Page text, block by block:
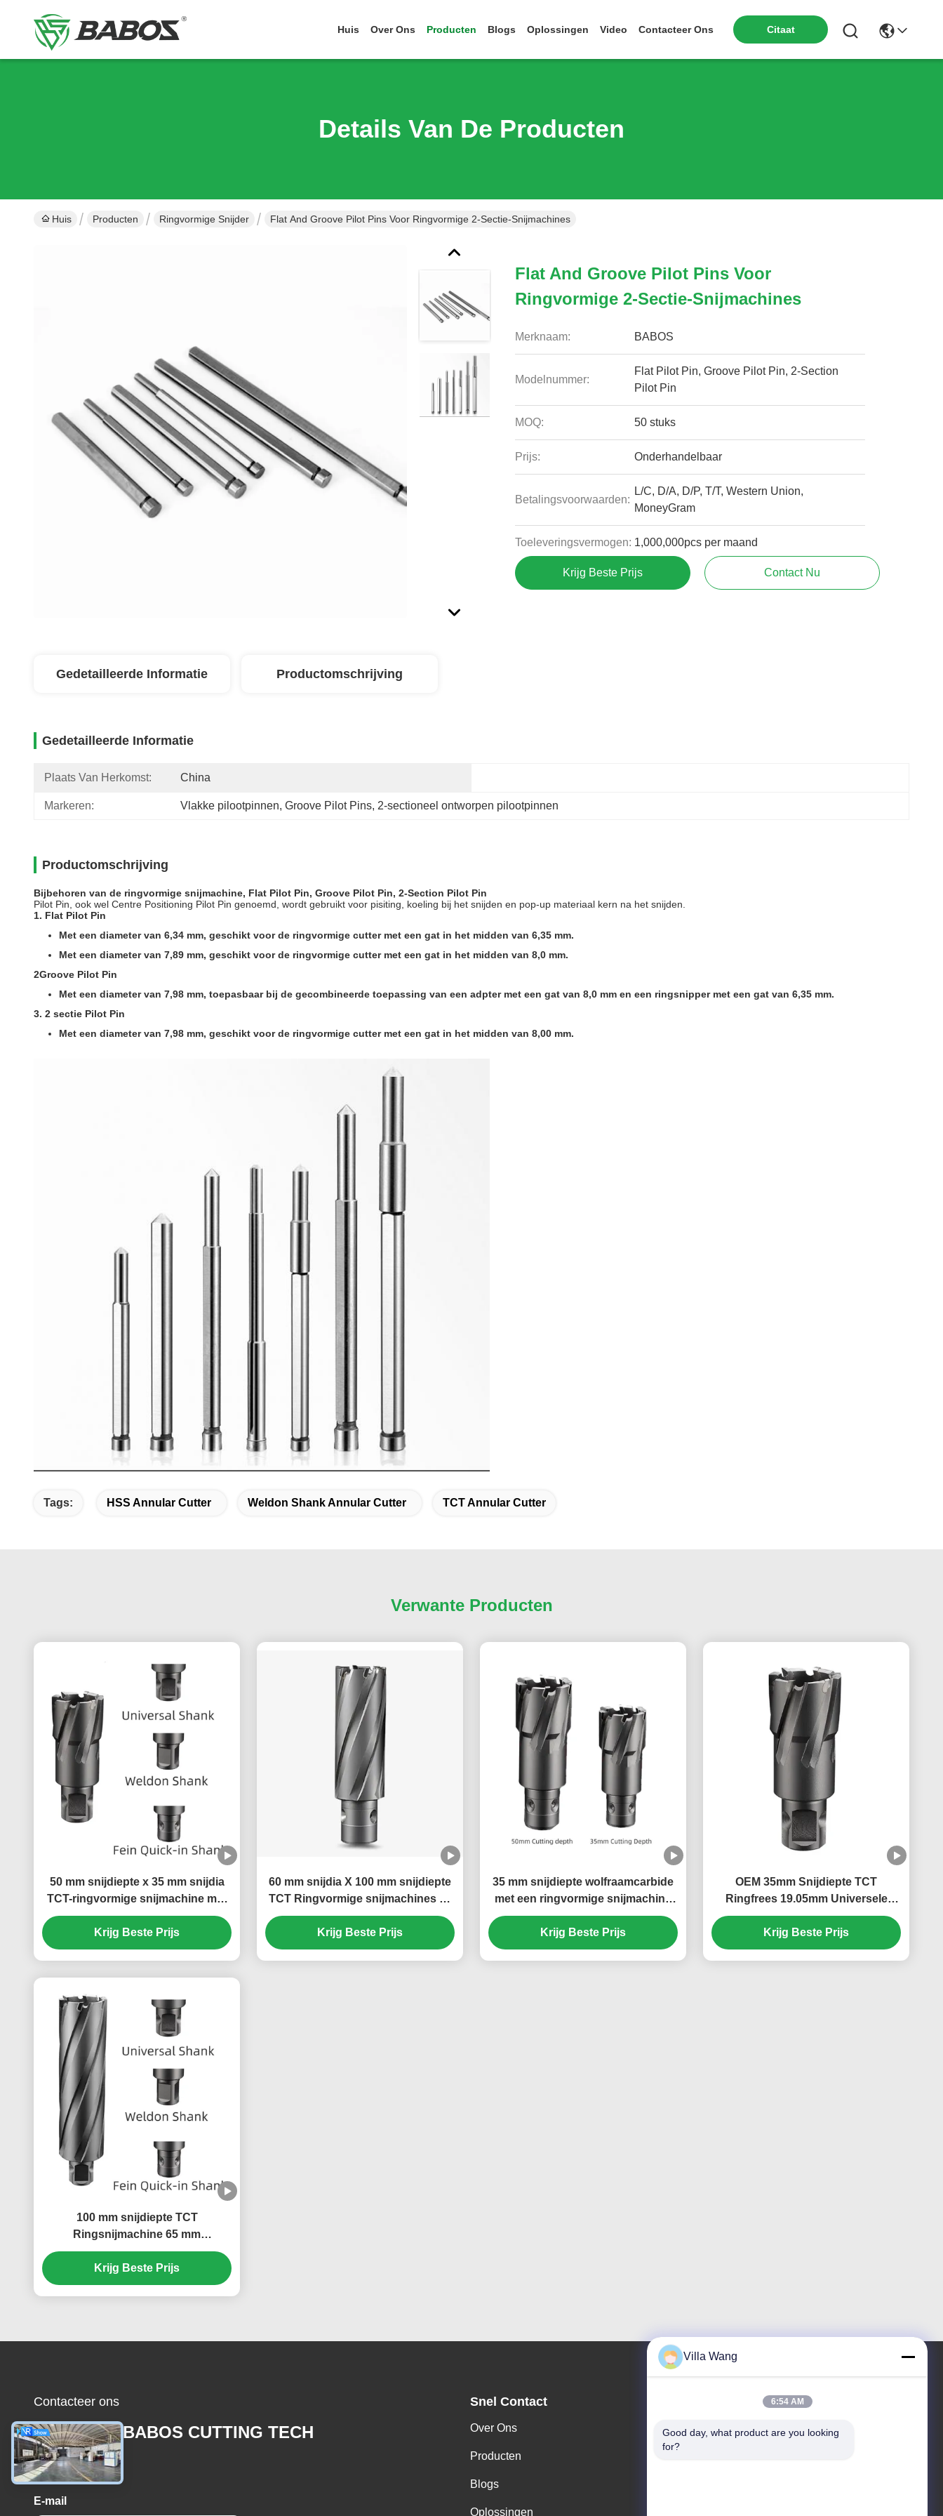
Huis Over Ons Producten Blogs Oplossingen Video Contacteer Ons Citaat
Details Van De Producten
Huis Producten Ringvormige Snijder Flat And Groove Pilot Pins Voor Ringvormige 2-Sectie-Snijmachines
Flat And Groove Pilot Pins Voor
Ringvormige 2-Sectie-Snijmachines
Merknaam: BABOS
Modelnummer:
Flat Pilot Pin, Groove Pilot Pin, 2-Section
Pilot Pin
MOQ: 50 stuks
Prijs: Onderhandelbaar
Betalingsvoorwaarden:
L/C, D/A, D/P, T/T, Western Union,
MoneyGram
Toeleveringsvermogen: 1,000,000pcs per maand
Krijg Beste Prijs Contact Nu
Gedetailleerde Informatie Productomschrijving
Gedetailleerde Informatie
Plaats Van Herkomst: China
Markeren: Vlakke pilootpinnen, Groove Pilot Pins, 2-sectioneel ontworpen pilootpinnen
Productomschrijving
Bijbehoren van de ringvormige snijmachine, Flat Pilot Pin, Groove Pilot Pin, 2-Section Pilot Pin
Pilot Pin, ook wel Centre Positioning Pilot Pin genoemd, wordt gebruikt voor pisiting, koeling bij het snijden en pop-up materiaal kern na het snijden.
1. Flat Pilot Pin
Met een diameter van 6,34 mm, geschikt voor de ringvormige cutter met een gat in het midden van 6,35 mm.
Met een diameter van 7,89 mm, geschikt voor de ringvormige cutter met een gat in het midden van 8,0 mm.
2Groove Pilot Pin
Met een diameter van 7,98 mm, toepasbaar bij de gecombineerde toepassing van een adpter met een gat van 8,0 mm en een ringsnipper met een gat van 6,35 mm.
3. 2 sectie Pilot Pin
Met een diameter van 7,98 mm, geschikt voor de ringvormige cutter met een gat in het midden van 8,00 mm.
Tags: HSS Annular Cutter Weldon Shank Annular Cutter TCT Annular Cutter
Verwante Producten
50 mm snijdiepte x 35 mm snijdia
TCT-ringvormige snijmachine met
universele schak
Krijg Beste Prijs
60 mm snijdia X 100 mm snijdiepte
TCT Ringvormige snijmachines 18
mm Fein Quick In Shank Carbide
Tipped Cutter
Krijg Beste Prijs
35 mm snijdiepte wolfraamcarbide
met een ringvormige snijmachine
met een 18 mm snel in te schakelen
schakel
Krijg Beste Prijs
OEM 35mm Snijdiepte TCT
Ringfrees 19.05mm Universele
Schacht Ringfrees
Krijg Beste Prijs
100 mm snijdiepte TCT
Ringsnijmachine 65 mm
snijdiameter Universal Shank
Ringsnijmachine
Krijg Beste Prijs
Contacteer ons
CHENGDU BABOS CUTTING TECH
CO.,LTD
E-mail
Snel Contact
Over Ons
Producten
Blogs
Oplossingen
Adres
Unit 1, Gebouw 11, Nr. 88, Jin'anweg,
Villa Wang
6:54 AM
Good day, what product are you looking
for?